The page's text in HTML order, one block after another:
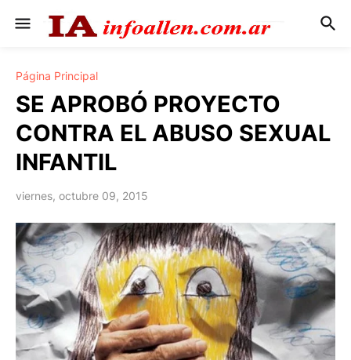
Página Principal
SE APROBÓ PROYECTO
CONTRA EL ABUSO SEXUAL
INFANTIL
viernes, octubre 09, 2015